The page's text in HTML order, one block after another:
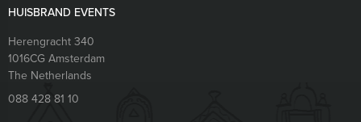
HUISBRAND EVENTS
Herengracht 340
1016CG Amsterdam
The Netherlands
088 428 81 10